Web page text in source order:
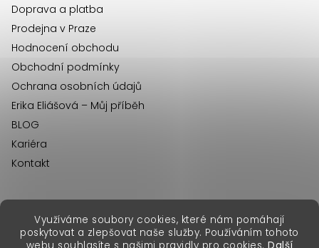
Využíváme soubory cookies, které nám pomáhají
poskytovat a zlepšovat naše služby. Používáním tohoto
Doprava a platba
Prodejna v Praze
Hodnocení obchodu
Obchodní podmínky
Ochrana osobních údajů
Erika Eliášová – Můj příběh
BLOG
Kariéra
Kontakt
Copyright 2026Erika Fashion. Všechna práva vyhrazena.
erikafashion.sk